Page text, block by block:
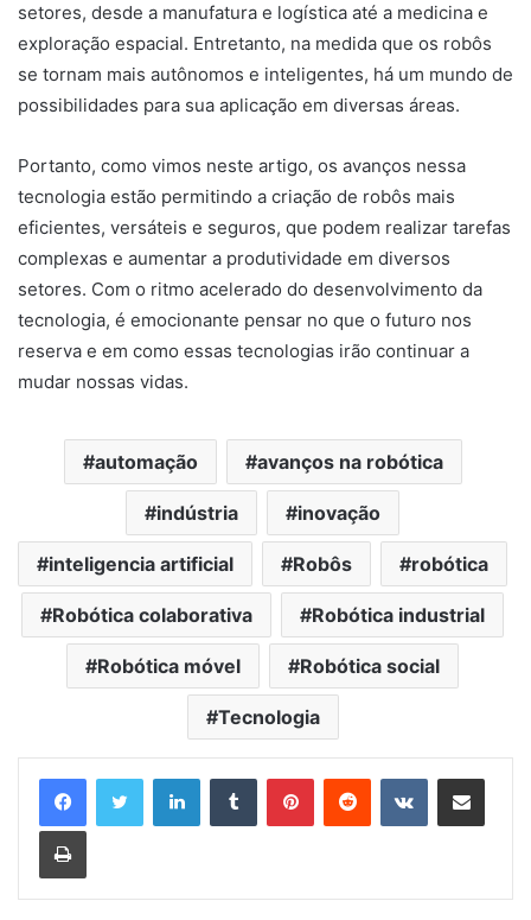
setores, desde a manufatura e logística até a medicina e
exploração espacial. Entretanto, na medida que os robôs
se tornam mais autônomos e inteligentes, há um mundo de
possibilidades para sua aplicação em diversas áreas.
Portanto, como vimos neste artigo, os avanços nessa
tecnologia estão permitindo a criação de robôs mais
eficientes, versáteis e seguros, que podem realizar tarefas
complexas e aumentar a produtividade em diversos
setores. Com o ritmo acelerado do desenvolvimento da
tecnologia, é emocionante pensar no que o futuro nos
reserva e em como essas tecnologias irão continuar a
mudar nossas vidas.
automação avanços na robótica
indústria inovação
inteligencia artificial Robôs robótica
Robótica colaborativa Robótica industrial
Robótica móvel Robótica social
Tecnologia